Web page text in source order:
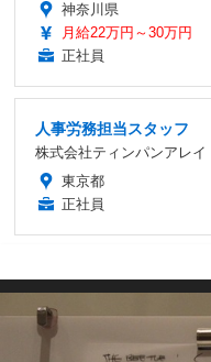
神奈川県
月給22万円～30万円
正社員
人事労務担当スタッフ
株式会社ティンパンアレイ
東京都
正社員